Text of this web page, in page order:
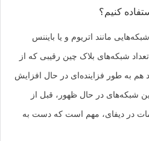
کنیم؟
مانند اتریوم و یا بایننس
شبکه‌های بلاک چین رقیبی که از
هم به طور فزاینده‌ای در حال افزایش
شبکه‌های در حال ظهور، قبل از
در دیفای، مهم است که دست به